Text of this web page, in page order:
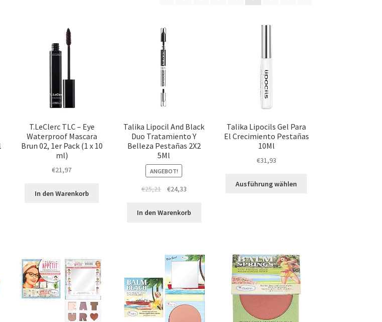
T.LeClerc TLC – Eye
Waterproof Mascara
Brun 02, 1er Pack (1 x 10
ml)
€21,97
In den Warenkorb
Talika Lipocil And Black
Duo Tratamiento Y
Belleza Pestañas 2X2
5Ml
ANGEBOT!
€25,21 €24,33
In den Warenkorb
Talika Lipocils Gel Para
El Crecimiento Pestañas
10Ml
€31,93
Ausführung wählen